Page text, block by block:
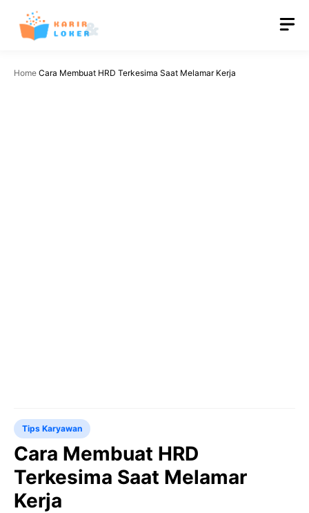
Langsung
Home Cara Membuat HRD Terkesima Saat Melamar Kerja
Tips Karyawan
Cara Membuat HRD
Terkesima Saat Melamar
Kerja